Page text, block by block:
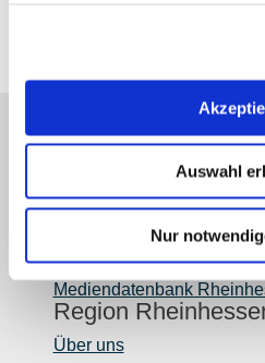
Auswahl
Nur
Partner
Fachhandel
Login Weinwirtschaft
Touristik intern
Mediendatenbank
Region
Über uns